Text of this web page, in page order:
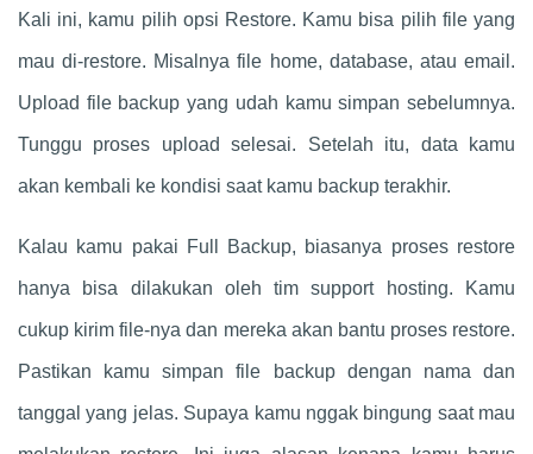
Kali ini, kamu pilih opsi Restore. Kamu bisa pilih file yang
mau di-restore. Misalnya file home, database, atau email.
Upload file backup yang udah kamu simpan sebelumnya.
Tunggu proses upload selesai. Setelah itu, data kamu
akan kembali ke kondisi saat kamu backup terakhir.
Kalau kamu pakai Full Backup, biasanya proses restore
hanya bisa dilakukan oleh tim support hosting. Kamu
cukup kirim file-nya dan mereka akan bantu proses restore.
Pastikan kamu simpan file backup dengan nama dan
tanggal yang jelas. Supaya kamu nggak bingung saat mau